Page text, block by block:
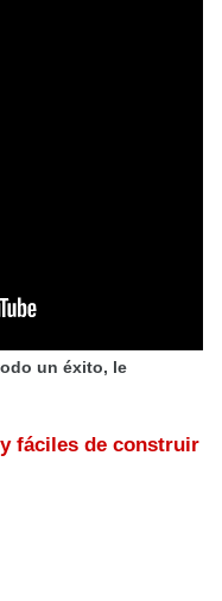
un éxito, le
fáciles de construir